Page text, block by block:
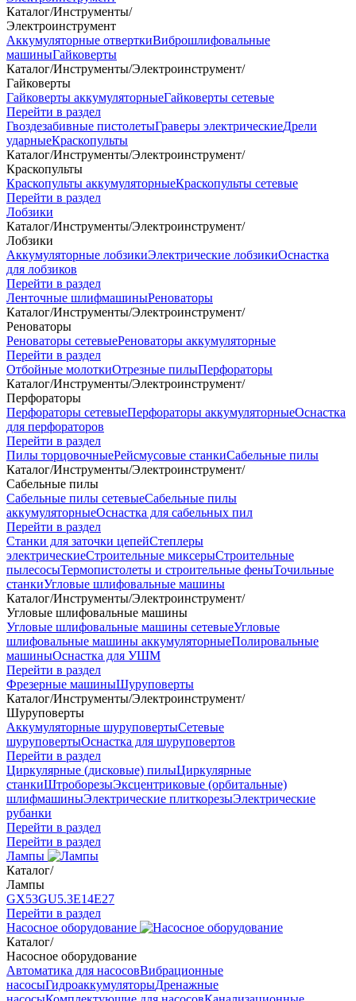
Каталог/Инструменты/
Электроинструмент
Аккумуляторные отверткиВиброшлифовальные
машиныГайковерты
Каталог/Инструменты/Электроинструмент/
Гайковерты
Гайковерты аккумуляторныеГайковерты сетевые
Перейти в раздел
Гвоздезабивные пистолетыГраверы электрическиеДрели
ударныеКраскопульты
Каталог/Инструменты/Электроинструмент/
Краскопульты
Краскопульты аккумуляторныеКраскопульты сетевые
Перейти в раздел
Лобзики
Каталог/Инструменты/Электроинструмент/
Лобзики
Аккумуляторные лобзикиЭлектрические лобзикиОснастка
для лобзиков
Перейти в раздел
Ленточные шлифмашиныРеноваторы
Каталог/Инструменты/Электроинструмент/
Реноваторы
Реноваторы сетевыеРеноваторы аккумуляторные
Перейти в раздел
Отбойные молоткиОтрезные пилыПерфораторы
Каталог/Инструменты/Электроинструмент/
Перфораторы
Перфораторы сетевыеПерфораторы аккумуляторныеОснастка
для перфораторов
Перейти в раздел
Пилы торцовочныеРейсмусовые станкиСабельные пилы
Каталог/Инструменты/Электроинструмент/
Сабельные пилы
Сабельные пилы сетевыеСабельные пилы
аккумуляторныеОснастка для сабельных пил
Перейти в раздел
Станки для заточки цепейСтеплеры
электрическиеСтроительные миксерыСтроительные
пылесосыТермопистолеты и строительные феныТочильные
станкиУгловые шлифовальные машины
Каталог/Инструменты/Электроинструмент/
Угловые шлифовальные машины
Угловые шлифовальные машины сетевыеУгловые
шлифовальные машины аккумуляторныеПолировальные
машиныОснастка для УШМ
Перейти в раздел
Фрезерные машиныШуруповерты
Каталог/Инструменты/Электроинструмент/
Шуруповерты
Аккумуляторные шуруповертыСетевые
шуруповертыОснастка для шуруповертов
Перейти в раздел
Циркулярные (дисковые) пилыЦиркулярные
станкиШтроборезыЭксцентриковые (орбитальные)
шлифмашиныЭлектрические плиткорезыЭлектрические
рубанки
Перейти в раздел
Перейти в раздел
Лампы
Каталог/
Лампы
GX53GU5.3Е14Е27
Перейти в раздел
Насосное оборудование
Каталог/
Насосное оборудование
Автоматика для насосовВибрационные
насосыГидроаккумуляторыДренажные